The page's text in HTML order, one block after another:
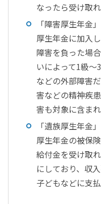
なったら受け取れ
「障害厚生年金」
厚生年金に加入
障害を負った場
いによって1級～
などの外部障害
害などの精神疾
害も対象に含まれ
「遺族厚生年金」
厚生年金の被保
給付金を受け取
にしており、収
子どもなどに支払